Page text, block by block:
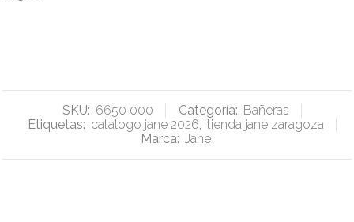
SKU: 6650 000 Categoría: Bañeras
Etiquetas: catalogo jane 2026, tienda jané zaragoza
Marca: Jane